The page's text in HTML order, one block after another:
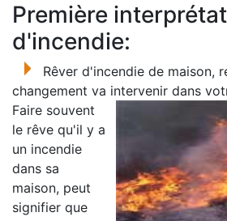
Première
d'incendie:
Rêver d'incendie de maison,
changement va intervenir dans
Faire souvent
le rêve qu'il y a
un incendie
dans sa
maison, peut
signifier que